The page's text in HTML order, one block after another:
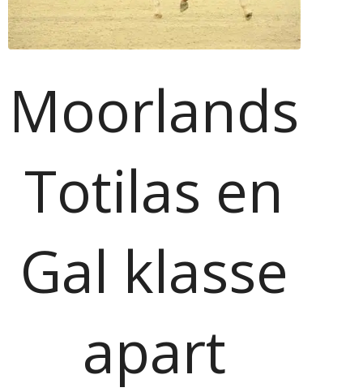
Moorlands
Totilas en
Gal klasse
apart